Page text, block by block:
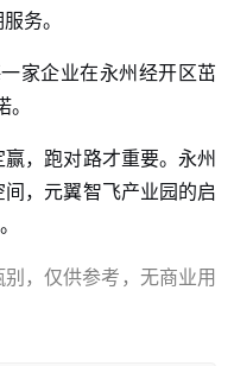
务。
家企业在永州经开区茁
，跑对路才重要。永州
，元翼智飞产业园的启
，仅供参考，无商业用